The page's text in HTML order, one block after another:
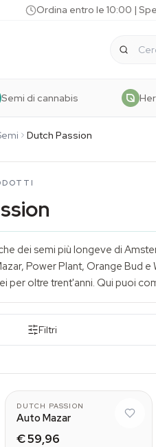
Ordina entro le 10:00 |
Semi di cannabis
Dutch Passion
dei semi più longeve di
Power Plant, Orange Bud
per oltre trent'anni. Qui puoi
Filtri
7
DUTCH PASSION
Auto Mazar
€ 59,96